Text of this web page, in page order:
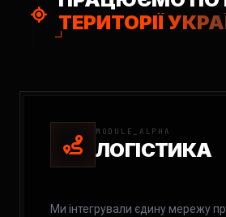
ТЕРИТОРІЇ
MODULE_ALPHA
ЛОГІСТИКА
Ми інтегрували єдину мережу